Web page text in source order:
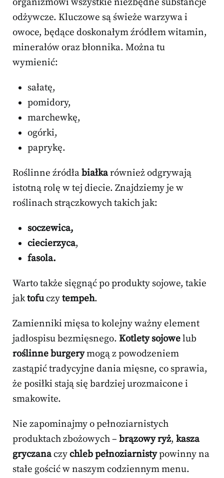
organizmowi wszystkie niezbędne substancje
odżywcze. Kluczowe są świeże warzywa i
owoce, będące doskonałym źródłem witamin,
minerałów oraz błonnika. Można tu
wymienić:
sałatę,
pomidory,
marchewkę,
ogórki,
paprykę.
Roślinne źródłabiałkarównież odgrywają
istotną rolę w tej diecie. Znajdziemy je w
roślinach strączkowych takich jak:
soczewica,
ciecierzyca,
fasola.
Warto także sięgnąć po produkty sojowe, takie
jaktofuczytempeh.
Zamienniki mięsa to kolejny ważny element
jadłospisu bezmięsnego. Kotlety sojowelub
roślinne burgerymogą z powodzeniem
zastąpić tradycyjne dania mięsne, co sprawia,
że posiłki stają się bardziej urozmaicone i
smakowite.
Nie zapominajmy o pełnoziarnistych
produktach zbożowych – brązowy ryż, kasza
gryczanaczychleb pełnoziarnistypowinny na
stałe gościć w naszym codziennym menu.